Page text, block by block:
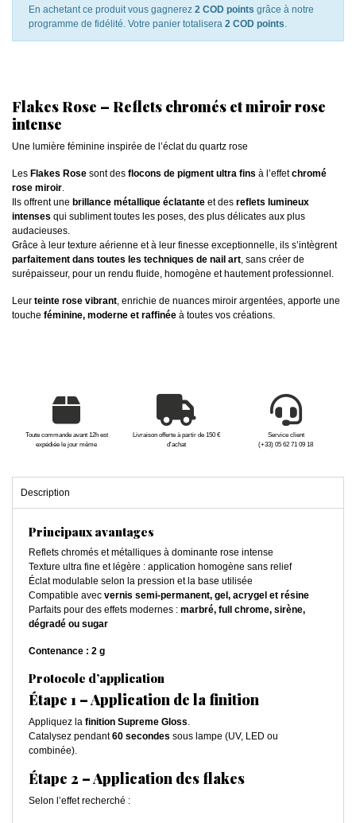
En achetant ce produit vous gagnerez 2 COD points grâce à notre
programme de fidélité. Votre panier totalisera 2 COD points.
Flakes Rose – Reflets chromés et miroir rose
intense
Une lumière féminine inspirée de l’éclat du quartz rose
Les Flakes Rose sont des flocons de pigment ultra fins à l’effetchromé
rose miroir.
Ils offrent une brillance métallique éclatante et des reflets lumineux
intenses qui subliment toutes les poses, des plus délicates aux plus
audacieuses.
Grâce à leur texture aérienne et à leur finesse exceptionnelle, ils s’intègrent
parfaitement dans toutes les techniques de nail art, sans créer de
surépaisseur, pour un rendu fluide, homogène et hautement professionnel.
Leur teinte rose vibrant, enrichie de nuances miroir argentées, apporte une
touche féminine, moderne et raffinée à toutes vos créations.
Toute commande avant 12h est
expédiée le jour même
Livraison offerte à partir de 150 €
d'achat
Service client
(+33) 05 62 71 09 18
Description
Principaux avantages
Reflets chromés et métalliques à dominante rose intense
Texture ultra fine et légère : application homogène sans relief
Éclat modulable selon la pression et la base utilisée
Compatible avec vernis semi-permanent, gel, acrygel et résine
Parfaits pour des effets modernes : marbré, full chrome, sirène,
dégradé ou sugar
Contenance : 2 g
Protocole d’application
Étape 1 – Application de la finition
Appliquez la finition Supreme Gloss.
Catalysez pendant60 secondes sous lampe (UV, LED ou
combinée).
Étape 2 – Application des flakes
Selon l’effet recherché :